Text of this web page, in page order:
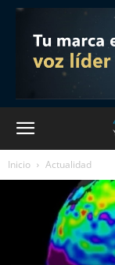
Inicio Actualidad